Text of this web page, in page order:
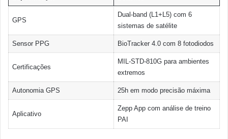
GPS
Dual-band (L1+L5) com 6
sistemas de satélite
Sensor PPG BioTracker 4.0 com 8 fotodiodos
Certificações
MIL-STD-810G para ambientes
extremos
Autonomia GPS 25h em modo precisão máxima
Aplicativo
Zepp App com análise de treino
PAI